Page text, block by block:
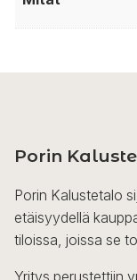
Porin
Porin Kalustetalo
etäisyydellä
tiloissa, joissa se
Yritys perustettiin